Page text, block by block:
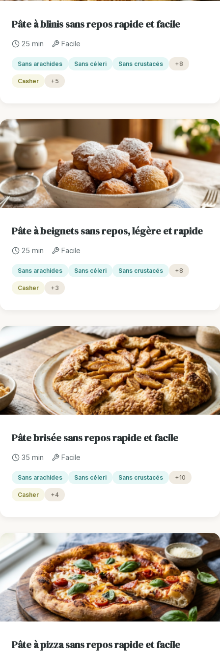
Pâte à blinis sans repos rapide et facile
25 min Facile
Sans arachides Sans céleri Sans crustacés +8
Casher +5
Pâte à beignets sans repos, légère et rapide
25 min Facile
Sans arachides Sans céleri Sans crustacés +8
Casher +3
Pâte brisée sans repos rapide et facile
35 min Facile
Sans arachides Sans céleri Sans crustacés +10
Casher +4
Pâte à pizza sans repos rapide et facile